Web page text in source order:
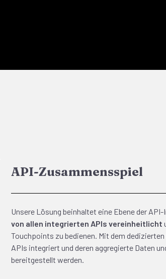
API-Zusammensspiel
Unsere Lösung beinhaltet eine Ebene der
von allen integrierten APIs vereinheitlicht
Touchpoints zu bedienen. Mit dem
APIs integriert und deren aggregierte Daten
bereitgestellt werden.